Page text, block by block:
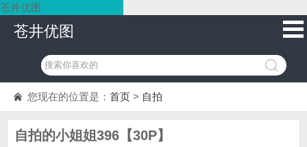
苍井优图
苍井优图
您现在的位置是： 首页 > 自拍
自拍的小姐姐396【30P】